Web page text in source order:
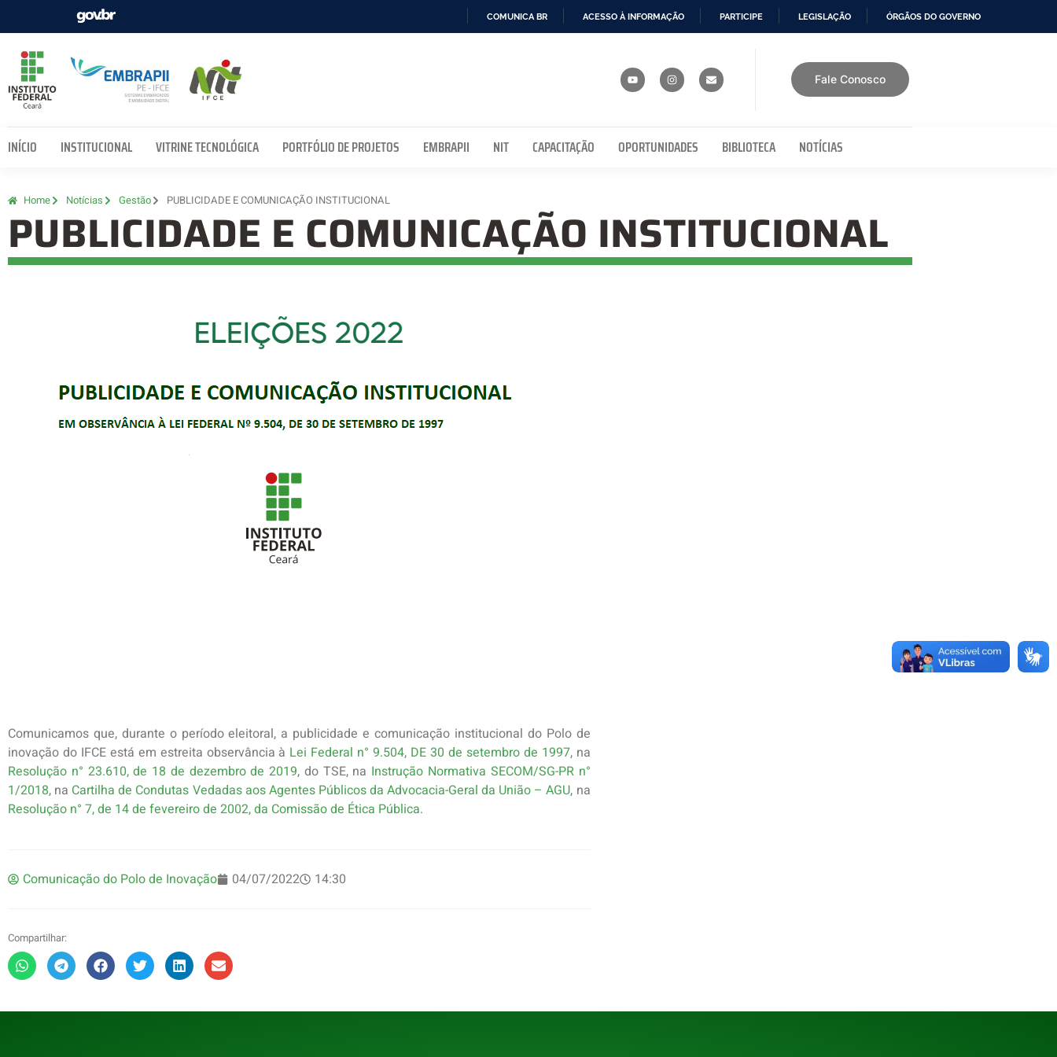
COMUNICA BR ACESSO À INFORMAÇÃO PARTICIPE LEGISLAÇÃO ÓRGÃOS DO GOVERNO
Fale Conosco
INÍCIO INSTITUCIONAL VITRINE TECNOLÓGICA PORTFÓLIO DE PROJETOS EMBRAPII NIT CAPACITAÇÃO OPORTUNIDADES BIBLIOTECA NOTÍCIAS
Home Notícias Gestão PUBLICIDADE E COMUNICAÇÃO INSTITUCIONAL
PUBLICIDADE E COMUNICAÇÃO INSTITUCIONAL
Comunicamos que, durante o período eleitoral, a publicidade e comunicação institucional do Polo de
inovação do IFCE está em estreita observância à Lei Federal n° 9.504, DE 30 de setembro de 1997, na
Resolução n° 23.610, de 18 de dezembro de 2019, do TSE, na Instrução Normativa SECOM/SG-PR n°
1/2018, na Cartilha de Condutas Vedadas aos Agentes Públicos da Advocacia-Geral da União – AGU, na
Resolução n° 7, de 14 de fevereiro de 2002, da Comissão de Ética Pública.
Comunicação do Polo de Inovação 04/07/2022 14:30
Compartilhar: